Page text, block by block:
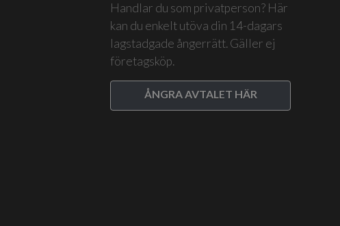
Handlar du som privatperson? Här
kan du enkelt utöva din 14-dagars
lagstadgade ångerrätt. Gäller ej
företagsköp.
ÅNGRA AVTALET HÄR